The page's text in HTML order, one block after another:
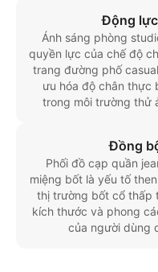
Động
Ánh sáng phòng
quyền lực của chế độ
trang đường phố
ưu hóa độ chân thực
trong môi trường thử
Đồng
Phối đồ cạp quần
miệng bốt là yếu tố
thị trường bốt cổ thấp
kích thước và phong
của người dùng